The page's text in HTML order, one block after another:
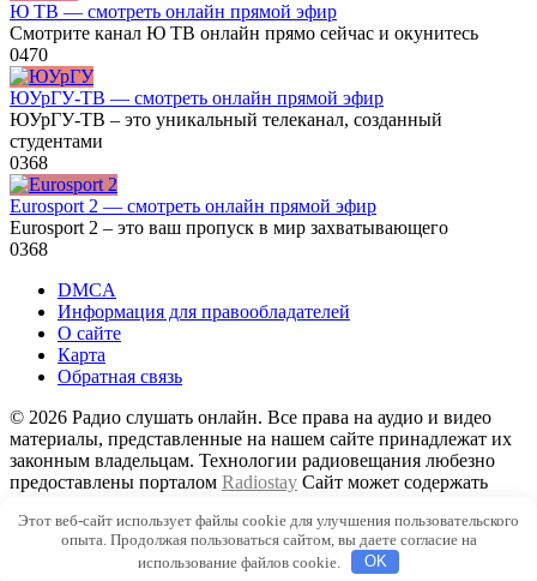
Ю ТВ — смотреть онлайн прямой эфир
Смотрите канал Ю ТВ онлайн прямо сейчас и окунитесь
0470
ЮУрГУ-ТВ — смотреть онлайн прямой эфир
ЮУрГУ-ТВ – это уникальный телеканал, созданный
студентами
0368
Eurosport 2 — смотреть онлайн прямой эфир
Eurosport 2 – это ваш пропуск в мир захватывающего
0368
DMCA
Информация для правообладателей
О сайте
Карта
Обратная связь
© 2026 Радио слушать онлайн. Все права на аудио и видео
материалы, представленные на нашем сайте принадлежат их
законным владельцам. Технологии радиовещания любезно
предоставлены порталом Radiostay Сайт может содержать
Этот веб-сайт использует файлы cookie для улучшения пользовательского
опыта. Продолжая пользоваться сайтом, вы даете согласие на
использование файлов cookie.
OK